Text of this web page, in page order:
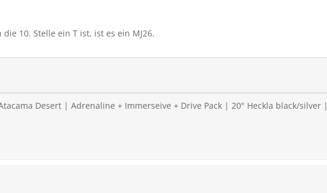
10. Stelle ein T ist, ist es ein MJ26.
Desert | Adrenaline + Immerseive + Drive Pack | 20" Heckla black/silver |